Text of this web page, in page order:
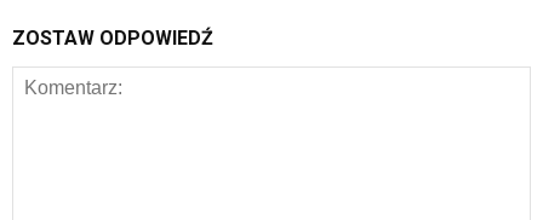
ZOSTAW ODPOWIEDŹ